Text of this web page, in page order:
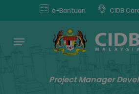
content
e-Bantuan CIDB
Menu
Project Manager